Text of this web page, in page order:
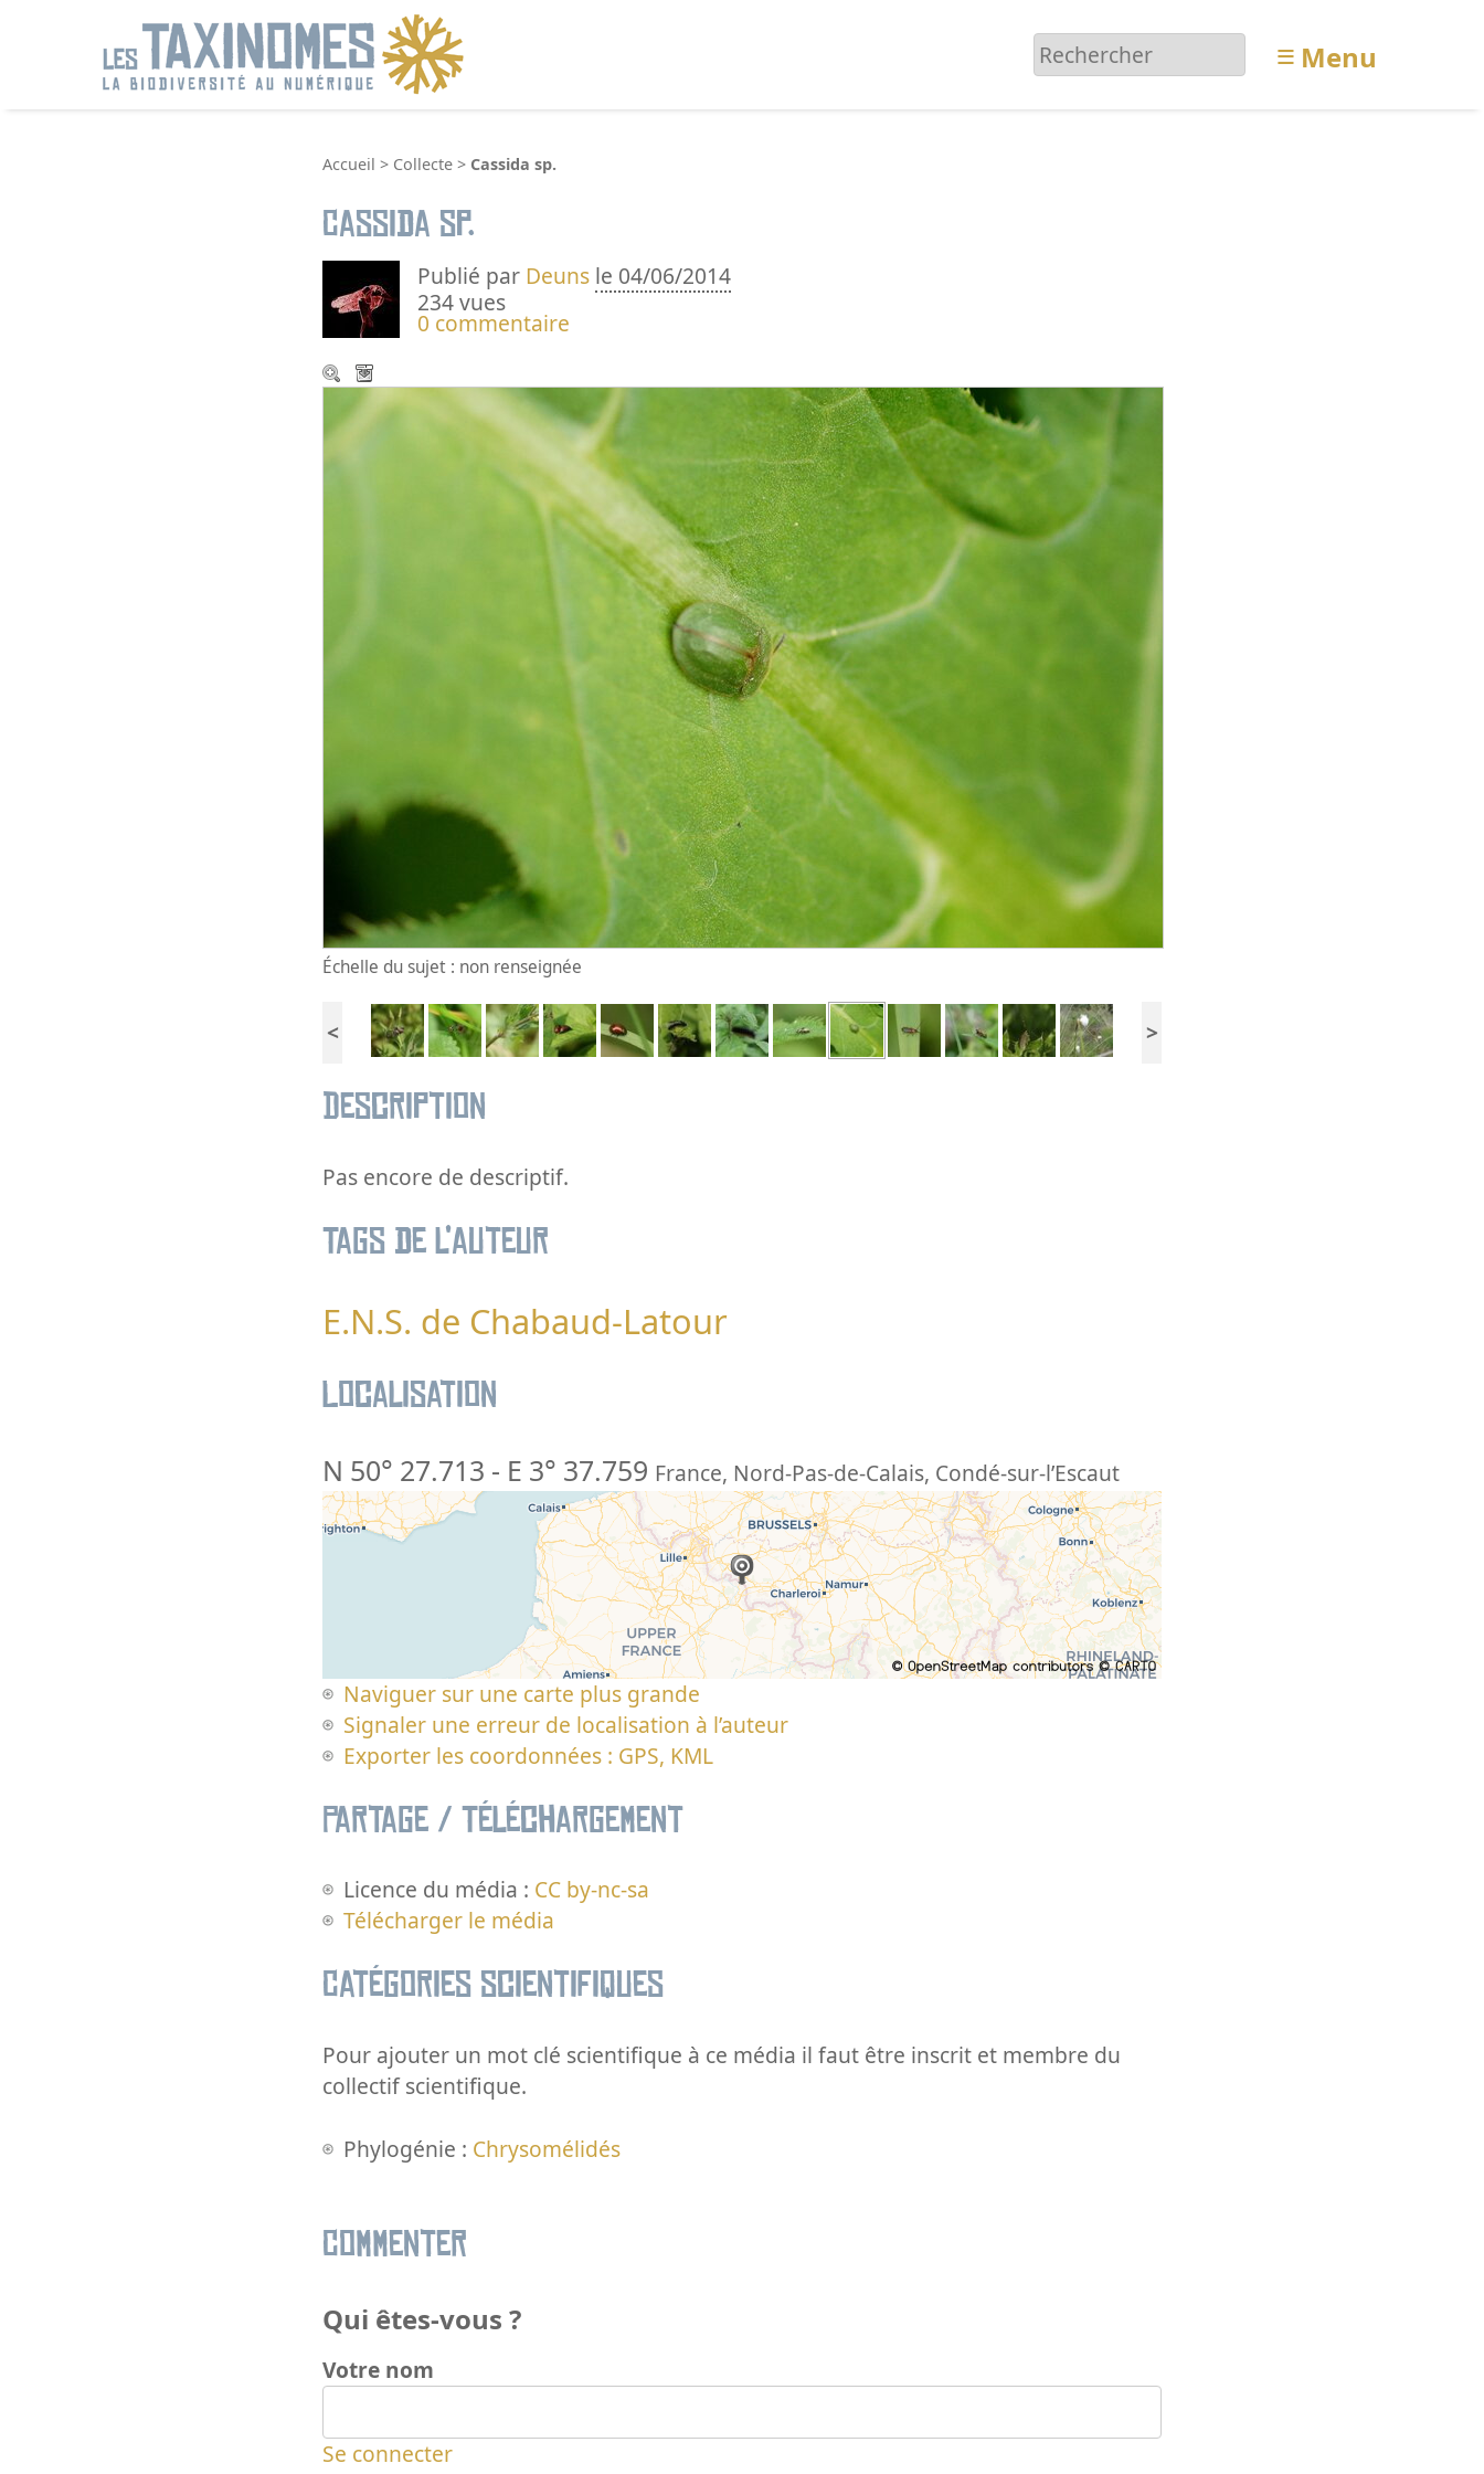
≡ Menu
Accueil > Collecte > Cassida sp.
Cassida sp.
Publié par Deuns le 04/06/2014
234 vues
0 commentaire
Échelle du sujet : non renseignée
< >
Description
Pas encore de descriptif.
Tags de l’auteur
E.N.S. de Chabaud-Latour
Localisation
N 50° 27.713 - E 3° 37.759 France, Nord-Pas-de-Calais, Condé-sur-l’Escaut
Naviguer sur une carte plus grande
Signaler une erreur de localisation à l’auteur
Exporter les coordonnées : GPS, KML
Partage / Téléchargement
Licence du média : CC by-nc-sa
Télécharger le média
Catégories scientifiques
Pour ajouter un mot clé scientifique à ce média il faut être inscrit et membre du
collectif scientifique.
Phylogénie : Chrysomélidés
Commenter
Qui êtes-vous ?
Votre nom
Se connecter